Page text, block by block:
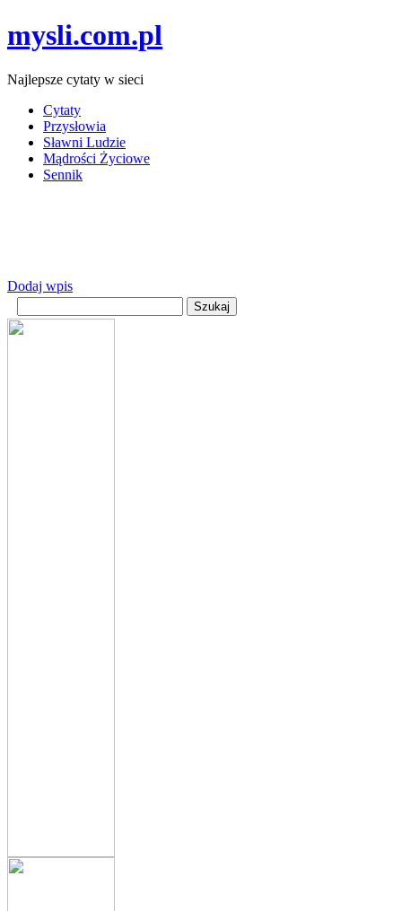
mysli.com.pl
Najlepsze cytaty w sieci
Cytaty
Przysłowia
Sławni Ludzie
Mądrości Życiowe
Sennik
Dodaj wpis